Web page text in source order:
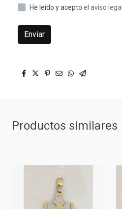
He leído y acepto el aviso legal
Enviar
Productos similares